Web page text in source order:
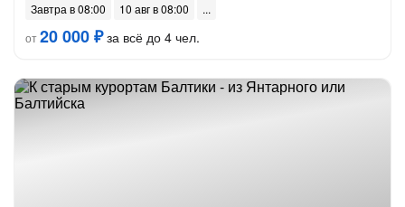
Завтра в 08:00
10 авг в 08:00
от20 000 ₽за всё до 4 чел.